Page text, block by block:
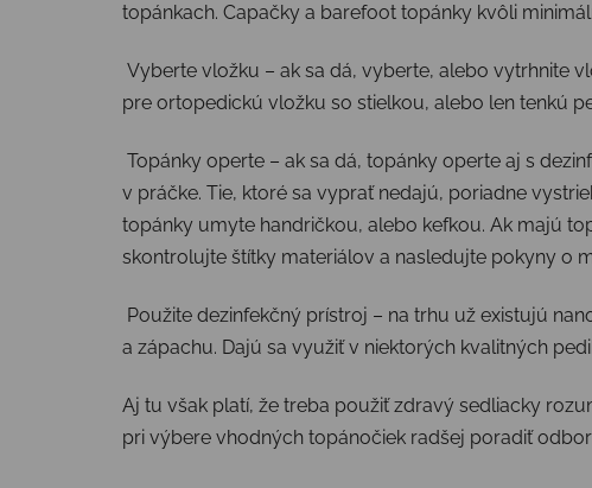
topánkach. Capačky a barefoot topánky kvôli
Vyberte vložku – ak sa dá, vyberte, alebo vytrhnite
pre ortopedickú vložku so stielkou, alebo len tenkú
Topánky operte – ak sa dá, topánky operte aj s
v práčke. Tie, ktoré sa vyprať nedajú, poriadne
topánky umyte handričkou, alebo kefkou. Ak majú
skontrolujte štítky materiálov a nasledujte pokyny o
Použite dezinfekčný prístroj – na trhu už existujú
a zápachu. Dajú sa využiť v niektorých kvalitných
Aj tu však platí, že treba použiť zdravý sedliacky
pri výbere vhodných topánočiek radšej poradiť